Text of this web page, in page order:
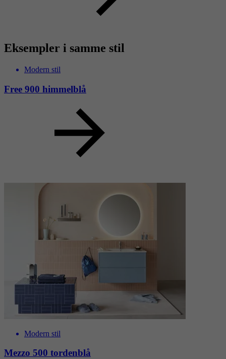
Eksempler i samme stil
Modern stil
Free 900 himmelblå
Modern stil
Mezzo 500 tordenblå